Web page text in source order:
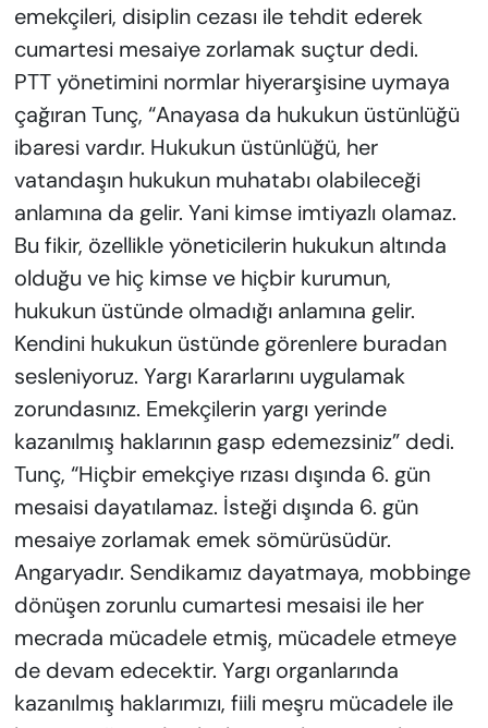
emekçileri, disiplin cezası ile tehdit ederek
cumartesi mesaiye zorlamak suçtur dedi.
PTT yönetimini normlar hiyerarşisine uymaya
çağıran Tunç, “Anayasa da hukukun üstünlüğü
ibaresi vardır. Hukukun üstünlüğü, her
vatandaşın hukukun muhatabı olabileceği
anlamına da gelir. Yani kimse imtiyazlı olamaz.
Bu fikir, özellikle yöneticilerin hukukun altında
olduğu ve hiç kimse ve hiçbir kurumun,
hukukun üstünde olmadığı anlamına gelir.
Kendini hukukun üstünde görenlere buradan
sesleniyoruz. Yargı Kararlarını uygulamak
zorundasınız. Emekçilerin yargı yerinde
kazanılmış haklarının gasp edemezsiniz” dedi.
Tunç, “Hiçbir emekçiye rızası dışında 6. gün
mesaisi dayatılamaz. İsteği dışında 6. gün
mesaiye zorlamak emek sömürüsüdür.
Angaryadır. Sendikamız dayatmaya, mobbinge
dönüşen zorunlu cumartesi mesaisi ile her
mecrada mücadele etmiş, mücadele etmeye
de devam edecektir. Yargı organlarında
kazanılmış haklarımızı, fiili meşru mücadele ile